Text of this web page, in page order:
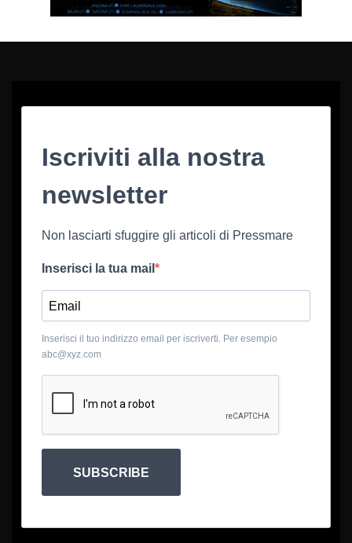
Iscriviti alla nostra
newsletter
Non lasciarti sfuggire gli articoli di Pressmare
Inserisci la tua mail
Inserisci il tuo indirizzo email per iscriverti. Per esempio
abc@xyz.com
SUBSCRIBE